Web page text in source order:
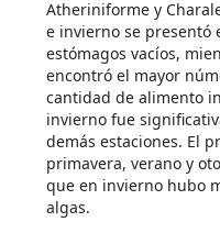
Atheriniforme y
e invierno se presentó
estómagos vacíos,
encontró el mayor
cantidad de alimento
invierno fue
demás estaciones. El
primavera, verano y
que en invierno hubo
algas.